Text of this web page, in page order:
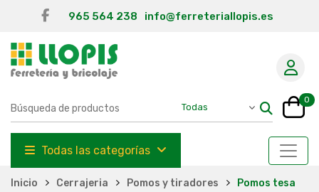
965 564 238 info@ferreteriallopis.es
0
Todas las categorías
Inicio Cerrajeria Pomos y tiradores Pomos tesa